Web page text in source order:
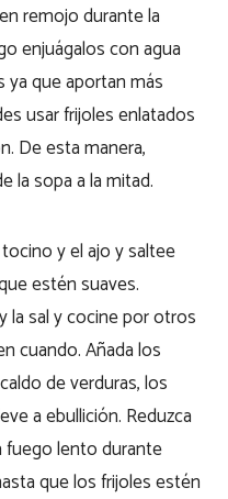
remojo durante la
enjuágalos con agua
ya que aportan más
usar frijoles enlatados
De esta manera,
la sopa a la mitad.
y el ajo y saltee
estén suaves.
la sal y cocine por otros
cuando. Añada los
de verduras, los
a ebullición. Reduzca
fuego lento durante
que los frijoles estén